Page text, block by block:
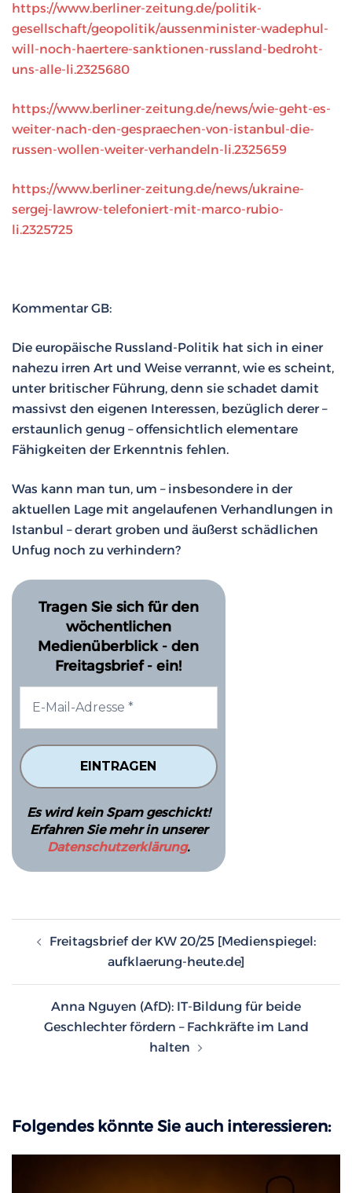
https://www.berliner-zeitung.de/politik-
gesellschaft/geopolitik/aussenminister-wadephul-
will-noch-haertere-sanktionen-russland-bedroht-
uns-alle-li.2325680
https://www.berliner-zeitung.de/news/wie-geht-es-
weiter-nach-den-gespraechen-von-istanbul-die-
russen-wollen-weiter-verhandeln-li.2325659
https://www.berliner-zeitung.de/news/ukraine-
sergej-lawrow-telefoniert-mit-marco-rubio-
li.2325725
Kommentar GB:
Die europäische Russland-Politik hat sich in einer
nahezu irren Art und Weise verrannt, wie es scheint,
unter britischer Führung, denn sie schadet damit
massivst den eigenen Interessen, bezüglich derer –
erstaunlich genug – offensichtlich elementare
Fähigkeiten der Erkenntnis fehlen.
Was kann man tun, um – insbesondere in der
aktuellen Lage mit angelaufenen Verhandlungen in
Istanbul – derart groben und äußerst schädlichen
Unfug noch zu verhindern?
Tragen Sie sich für den
wöchentlichen
Medienüberblick - den
Freitagsbrief - ein!
Es wird kein Spam geschickt!
Erfahren Sie mehr in unserer
Datenschutzerklärung.
Freitagsbrief der KW 20/25 [Medienspiegel:
aufklaerung-heute.de]
Anna Nguyen (AfD): IT-Bildung für beide
Geschlechter fördern – Fachkräfte im Land
halten
Folgendes könnte Sie auch interessieren: